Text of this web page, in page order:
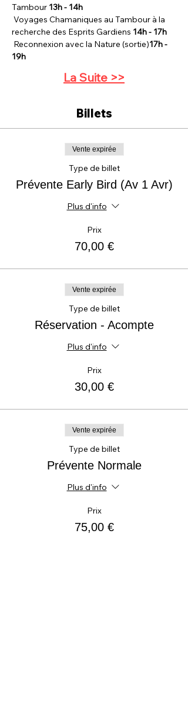
Tambour 13h - 14h
recherche des Esprits Gardiens 14h - 17h
Reconnexion avec la Nature (sortie)17h -
19h
La Suite >>
Billets
Vente expirée
Type de billet
Prévente Early Bird (Av 1 Avr)
Plus d'info
Prix
70,00 €
Vente expirée
Type de billet
Réservation - Acompte
Plus d'info
Prix
30,00 €
Vente expirée
Type de billet
Prévente Normale
Plus d'info
Prix
75,00 €